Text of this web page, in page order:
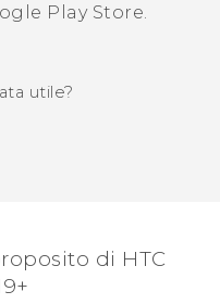
Play Store.
utile?
di ‎HTC